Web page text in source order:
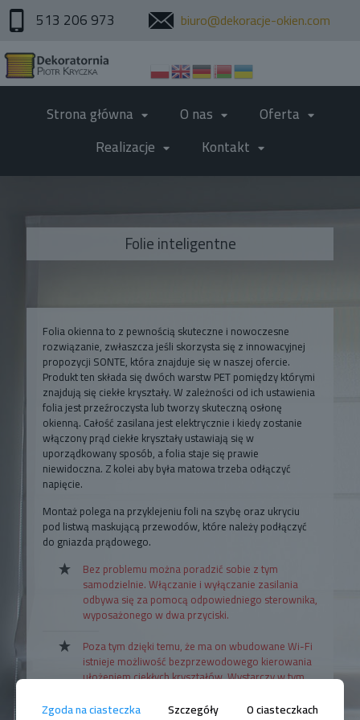
513 206 973 biuro@dekoracje-okien.com
Strona główna O nas
Oferta
Realizacje
Kontakt
Folie inteligentne
Folia okienna to z pewnością skuteczne i nowoczesne
rozwiązanie, zwłaszcza jeśli skorzysta się z innowacyjnej
propozycji SONTE, która znajduje się w naszej ofercie.
Produkt ten składa się dwóch warstw PET pomiędzy którymi
znajdują się ciekłe kryształy. W zależności od ich ustawienia
folia jest przeźroczysta lub tworzy skuteczną osłonę
okienną. Całość zasilana jest elektrycznie i kiedy zostanie
włączony prąd ciekłe kryształy ustawiają się w
uporządkowany sposób, a folia staje się prawie
niewidoczna. Z kolei aby była matowa trzeba odłączyć
napięcie.
Montaż polega na przyklejeniu foli na szybę oraz ukryciu
pod listwą maskującą przewodów, które należy podłączyć
do gniazda prądowego.
Bez problemu można poradzić sobie z tym
samodzielnie. Włączanie i wyłączanie zasilania
odbywa się za pomocą odpowiedniego sterownika,
wyposażonego w dwa przyciski.
Poza tym dzięki temu, że ma on wbudowane Wi-Fi
istnieje możliwość bezprzewodowego kierowania
ułożeniem ciekłych kryształów. Wystarczy w tym
na urządzenia mobilne, takie jak smartfony czy
Zgoda na ciasteczka Szczegóły O ciasteczkach